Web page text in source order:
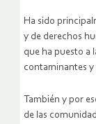
Ha sido
y de derechos
que ha puesto a
contaminantes
También y por
de las